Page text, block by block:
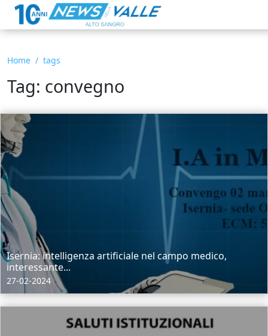
Home tags
Tag: convegno
Isernia: intelligenza artificiale nel campo medico,
interessante...
27-02-2024